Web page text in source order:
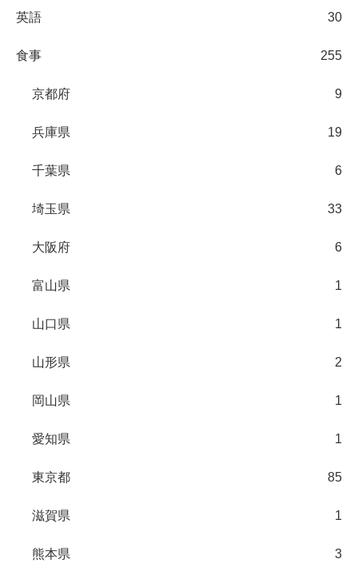
英語 30
食事 255
京都府 9
兵庫県 19
千葉県 6
埼玉県 33
大阪府 6
富山県 1
山口県 1
山形県 2
岡山県 1
愛知県 1
東京都 85
滋賀県 1
熊本県 3